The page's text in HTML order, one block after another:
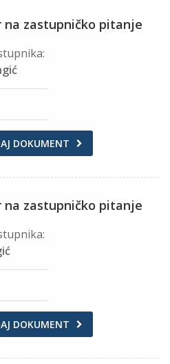
na zastupničko pitanje
DOKUMENT
na zastupničko pitanje
DOKUMENT